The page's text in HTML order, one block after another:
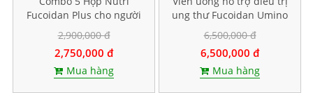
Fucoidan Plus cho người
ăn kiêng, Mỗi hộp 500g
2,900,000 đ
2,750,000 đ
Mua hàng
ung thư Fucoidan Umino
Takaramono, Hộp 130
viên
6,500,000 đ
6,500,000 đ
Mua hàng